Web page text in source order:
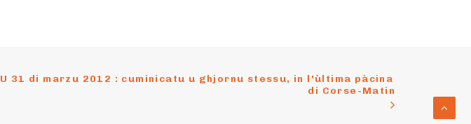
U 31 di marzu 2012 : cuminicatu u ghjornu stessu, in l'ùltima pàcina
di Corse-Matin